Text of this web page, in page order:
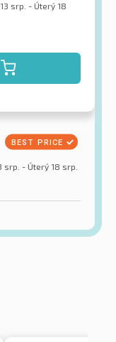
srp. - Úterý 18
srp. - Úterý 18 srp.